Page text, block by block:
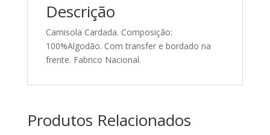
Descrição
Camisola Cardada. Composição:
100%Algodão. Com transfer e bordado na
frente. Fabrico Nacional.
Produtos Relacionados